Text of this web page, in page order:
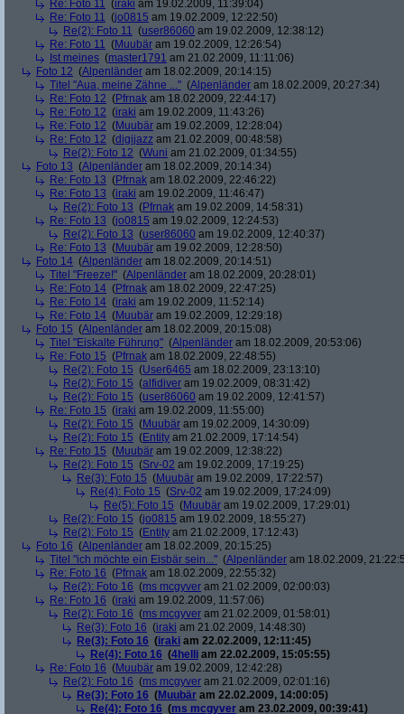
Re: Foto 11 (iraki am 19.02.2009, 11:39:04)
Re: Foto 11 (jo0815 am 19.02.2009, 12:22:50)
Re(2): Foto 11 (user86060 am 19.02.2009, 12:38:12)
Re: Foto 11 (Muubär am 19.02.2009, 12:26:54)
Ist meines (master1791 am 21.02.2009, 11:11:06)
Foto 12 (Alpenländer am 18.02.2009, 20:14:15)
Titel "Aua, meine Zähne ..." (Alpenländer am 18.02.2009, 20:27:34)
Re: Foto 12 (Pfrnak am 18.02.2009, 22:44:17)
Re: Foto 12 (iraki am 19.02.2009, 11:43:26)
Re: Foto 12 (Muubär am 19.02.2009, 12:28:04)
Re: Foto 12 (digijazz am 21.02.2009, 00:48:58)
Re(2): Foto 12 (Wuni am 21.02.2009, 01:34:55)
Foto 13 (Alpenländer am 18.02.2009, 20:14:34)
Re: Foto 13 (Pfrnak am 18.02.2009, 22:46:22)
Re: Foto 13 (iraki am 19.02.2009, 11:46:47)
Re(2): Foto 13 (Pfrnak am 19.02.2009, 14:58:31)
Re: Foto 13 (jo0815 am 19.02.2009, 12:24:53)
Re(2): Foto 13 (user86060 am 19.02.2009, 12:40:37)
Re: Foto 13 (Muubär am 19.02.2009, 12:28:50)
Foto 14 (Alpenländer am 18.02.2009, 20:14:51)
Titel "Freeze!" (Alpenländer am 18.02.2009, 20:28:01)
Re: Foto 14 (Pfrnak am 18.02.2009, 22:47:25)
Re: Foto 14 (iraki am 19.02.2009, 11:52:14)
Re: Foto 14 (Muubär am 19.02.2009, 12:29:18)
Foto 15 (Alpenländer am 18.02.2009, 20:15:08)
Titel "Eiskalte Führung" (Alpenländer am 18.02.2009, 20:53:06)
Re: Foto 15 (Pfrnak am 18.02.2009, 22:48:55)
Re(2): Foto 15 (User6465 am 18.02.2009, 23:13:10)
Re(2): Foto 15 (alfidiver am 19.02.2009, 08:31:42)
Re(2): Foto 15 (user86060 am 19.02.2009, 12:41:57)
Re: Foto 15 (iraki am 19.02.2009, 11:55:00)
Re(2): Foto 15 (Muubär am 19.02.2009, 14:30:09)
Re(2): Foto 15 (Entity am 21.02.2009, 17:14:54)
Re: Foto 15 (Muubär am 19.02.2009, 12:38:22)
Re(2): Foto 15 (Srv-02 am 19.02.2009, 17:19:25)
Re(3): Foto 15 (Muubär am 19.02.2009, 17:22:57)
Re(4): Foto 15 (Srv-02 am 19.02.2009, 17:24:09)
Re(5): Foto 15 (Muubär am 19.02.2009, 17:29:01)
Re(2): Foto 15 (jo0815 am 19.02.2009, 18:55:27)
Re(2): Foto 15 (Entity am 21.02.2009, 17:12:43)
Foto 16 (Alpenländer am 18.02.2009, 20:15:25)
Titel "ich möchte ein Eisbär sein..." (Alpenländer am 18.02.2009,
Re: Foto 16 (Pfrnak am 18.02.2009, 22:55:32)
Re(2): Foto 16 (ms mcgyver am 21.02.2009, 02:00:03)
Re: Foto 16 (iraki am 19.02.2009, 11:57:06)
Re(2): Foto 16 (ms mcgyver am 21.02.2009, 01:58:01)
Re(3): Foto 16 (iraki am 21.02.2009, 14:48:30)
Re(3): Foto 16 (iraki am 22.02.2009, 12:11:45)
Re(4): Foto 16 (4helli am 22.02.2009, 15:05:55)
Re: Foto 16 (Muubär am 19.02.2009, 12:42:28)
Re(2): Foto 16 (ms mcgyver am 21.02.2009, 02:01:16)
Re(3): Foto 16 (Muubär am 22.02.2009, 14:00:05)
Re(4): Foto 16 (ms mcgyver am 23.02.2009, 00:39:41)